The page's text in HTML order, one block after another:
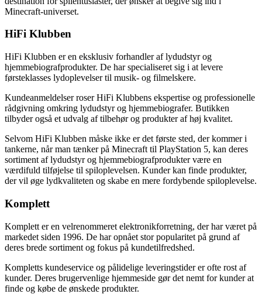
Minecraft-universet.
HiFi Klubben
HiFi Klubben er en eksklusiv forhandler af lydudstyr og
hjemmebiografprodukter. De har specialiseret sig i at levere
førsteklasses lydoplevelser til musik- og filmelskere.
Kundeanmeldelser roser HiFi Klubbens ekspertise og professionelle
rådgivning omkring lydudstyr og hjemmebiografer. Butikken
tilbyder også et udvalg af tilbehør og produkter af høj kvalitet.
Selvom HiFi Klubben måske ikke er det første sted, der kommer i
tankerne, når man tænker på Minecraft til PlayStation 5, kan deres
sortiment af lydudstyr og hjemmebiografprodukter være en
værdifuld tilføjelse til spiloplevelsen. Kunder kan finde produkter,
der vil øge lydkvaliteten og skabe en mere fordybende spiloplevelse.
Komplett
Komplett er en velrenommeret elektronikforretning, der har været på
markedet siden 1996. De har opnået stor popularitet på grund af
deres brede sortiment og fokus på kundetilfredshed.
Kompletts kundeservice og pålidelige leveringstider er ofte rost af
kunder. Deres brugervenlige hjemmeside gør det nemt for kunder at
finde og købe de ønskede produkter.